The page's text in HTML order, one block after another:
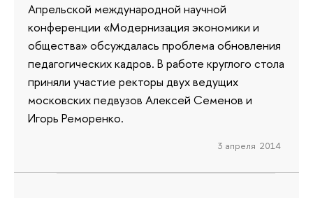
Апрельской международной научной
конференции «Модернизация экономики и
общества» обсуждалась проблема обновления
педагогических кадров. В работе круглого стола
приняли участие ректоры двух ведущих
московских педвузов Алексей Семенов и
Игорь Реморенко.
3 апреля 2014